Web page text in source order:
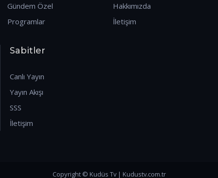
Gündem Özel
Programlar
Hakkımızda
İletişim
Sabitler
Canlı Yayın
Yayın Akışı
SSS
İletişim
Copyright © Kudüs Tv | Kudustv.com.tr